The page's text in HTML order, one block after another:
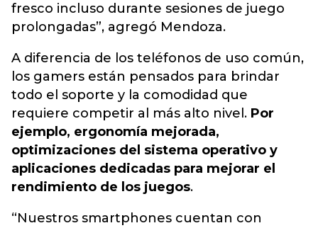
fresco incluso durante sesiones de juego
prolongadas”, agregó Mendoza.
A diferencia de los teléfonos de uso común,
los gamers están pensados para brindar
todo el soporte y la comodidad que
requiere competir al más alto nivel. Por
ejemplo, ergonomía mejorada,
optimizaciones del sistema operativo y
aplicaciones dedicadas para mejorar el
rendimiento de los juegos.
“Nuestros smartphones cuentan con